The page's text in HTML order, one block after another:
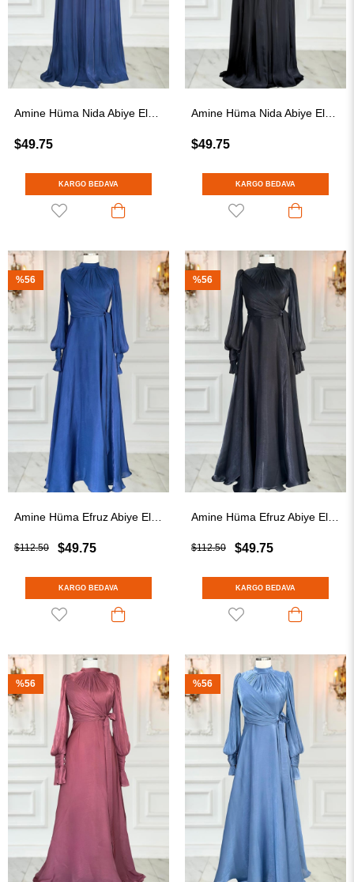
$49.75
KARGO BEDAVA
$49.75
KARGO BEDAVA
$49.75
$112.50
KARGO BEDAVA
%56
$49.75
$112.50
KARGO BEDAVA
%56
%56 %56